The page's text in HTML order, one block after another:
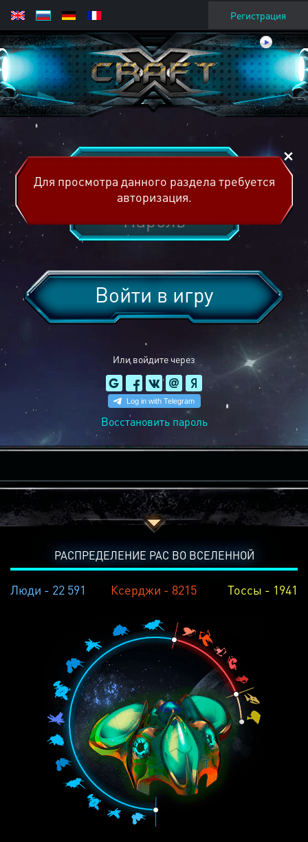
Регистрация
Или войдите через
Войти в игру
Восстановить пароль
Для просмотра данного раздела требуется
авторизация.
РАСПРЕДЕЛЕНИЕ РАС ВО ВСЕЛЕННОЙ
Люди - 22 591 Ксерджи - 8215 Тоссы - 1941